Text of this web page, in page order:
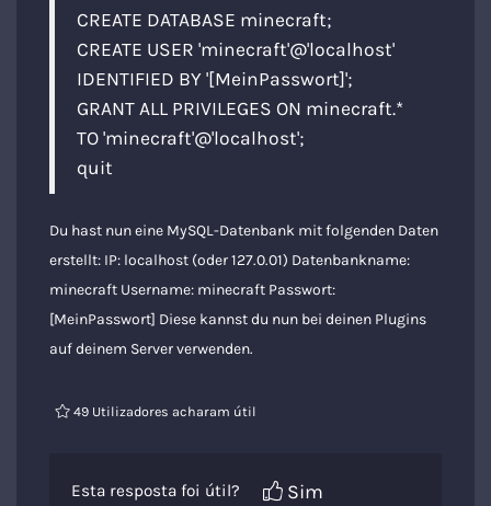
CREATE DATABASE minecraft;
CREATE USER 'minecraft'@'localhost'
IDENTIFIED BY '[MeinPasswort]';
GRANT ALL PRIVILEGES ON minecraft.*
TO 'minecraft'@'localhost';
quit
Du hast nun eine MySQL-Datenbank mit folgenden Daten
erstellt: IP: localhost (oder 127.0.01) Datenbankname:
minecraft Username: minecraft Passwort:
[MeinPasswort] Diese kannst du nun bei deinen Plugins
auf deinem Server verwenden.
49 Utilizadores acharam útil
Esta resposta foi útil?
Sim